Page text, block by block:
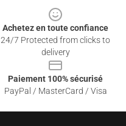
Achetez en toute confiance
24/7 Protected from clicks to
delivery
Paiement 100% sécurisé
PayPal / MasterCard / Visa